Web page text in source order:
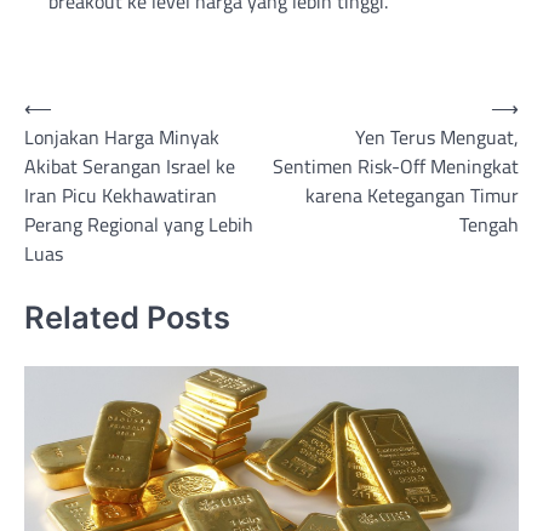
Post
navigation
⟵
Lonjakan Harga Minyak
Akibat Serangan Israel ke
Iran Picu Kekhawatiran
Perang Regional yang Lebih
Luas
Yen Terus Menguat,
Sentimen Risk-Off Meningkat
karena Ketegangan Timur
Tengah
⟶
Related Posts